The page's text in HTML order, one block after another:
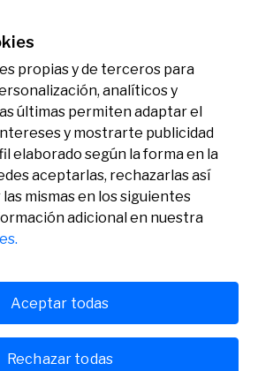
limpia
Actividad
Convocatorias
Premios
Social
2024 todos los derechos
propias y de terceros para
analíticos y
últimas permiten adaptar el
y mostrarte publicidad
elaborado según la forma en la
aceptarlas, rechazarlas así
mismas en los siguientes
adicional en nuestra
Rechazar todas
Aceptar todas